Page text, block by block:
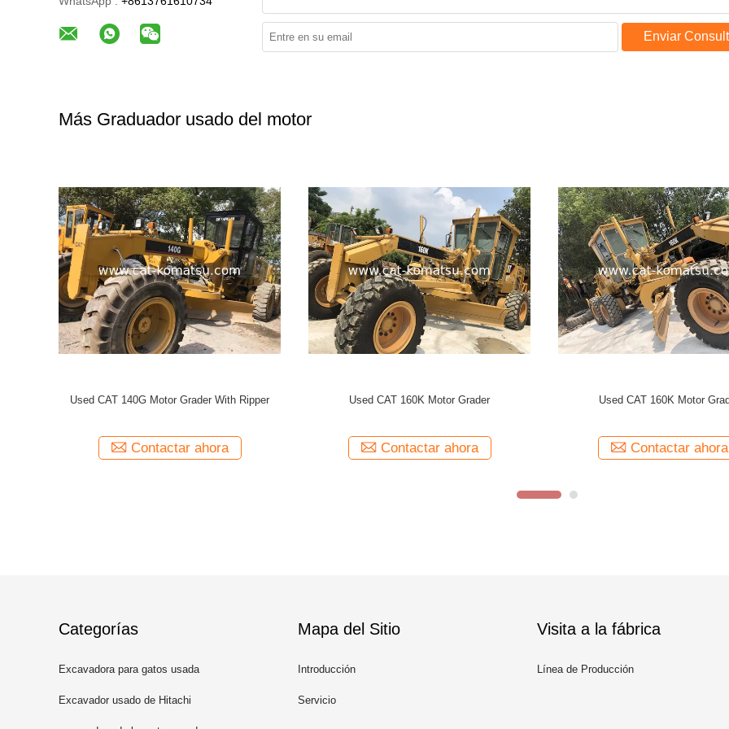
Enviar
Más Graduador usado del motor
Used ORIGINAL CAT 160K Motor Grader With
Contactar ahora
Used CAT 140G Motor Grader With Ripper
Contactar ahora
Used CAT 140G Motor Grader
Contactar ahora
Categorías
Excavadora para gatos usada
Excavador usado de Hitachi
Mapa del Sitio
Introducción
Servicio
Visita a la fábrica
Línea de Producción